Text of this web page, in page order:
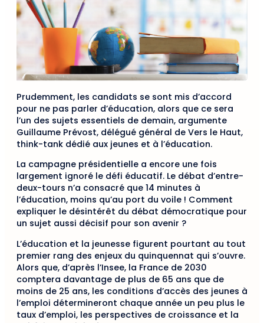
Prudemment, les candidats se sont mis d’accord
pour ne pas parler d’éducation, alors que ce sera
l’un des sujets essentiels de demain, argumente
Guillaume Prévost, délégué général de Vers le Haut,
think-tank dédié aux jeunes et à l’éducation.
La campagne présidentielle a encore une fois
largement ignoré le défi éducatif. Le débat d’entre-
deux-tours n’a consacré que 14 minutes à
l’éducation, moins qu’au port du voile ! Comment
expliquer le désintérêt du débat démocratique pour
un sujet aussi décisif pour son avenir ?
L’éducation et la jeunesse figurent pourtant au tout
premier rang des enjeux du quinquennat qui s’ouvre.
Alors que, d’après l’Insee, la France de 2030
comptera davantage de plus de 65 ans que de
moins de 25 ans, les conditions d’accès des jeunes à
l’emploi détermineront chaque année un peu plus le
taux d’emploi, les perspectives de croissance et la